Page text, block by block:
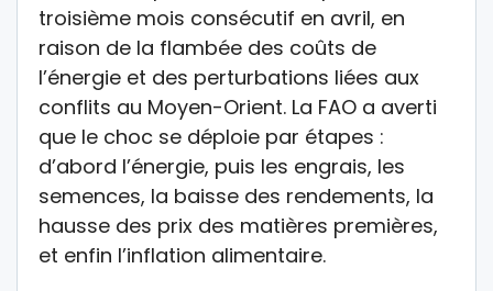
troisième mois consécutif en avril, en
raison de la flambée des coûts de
l’énergie et des perturbations liées aux
conflits au Moyen-Orient. La FAO a averti
que le choc se déploie par étapes :
d’abord l’énergie, puis les engrais, les
semences, la baisse des rendements, la
hausse des prix des matières premières,
et enfin l’inflation alimentaire.